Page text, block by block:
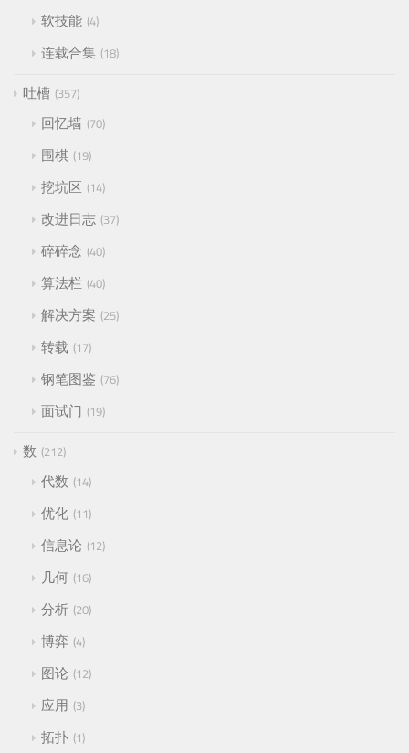
软技能 4
连载合集 18
吐槽 357
回忆墙 70
围棋 19
挖坑区 14
改进日志 37
碎碎念 40
算法栏 40
解决方案 25
转载 17
钢笔图鉴 76
面试门 19
数 212
代数 14
优化 11
信息论 12
几何 16
分析 20
博弈 4
图论 12
应用 3
拓扑 1